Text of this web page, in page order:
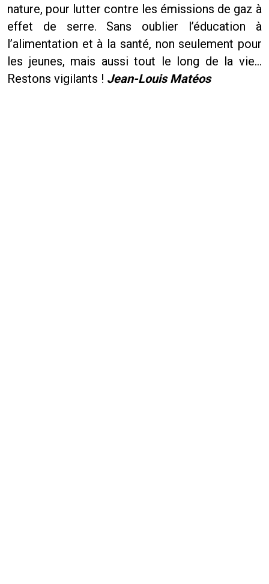
nature, pour lutter contre les émissions de gaz à
effet de serre. Sans oublier l’éducation à
l’alimentation et à la santé, non seulement pour
les jeunes, mais aussi tout le long de la vie…
Restons vigilants ! Jean-Louis Matéos